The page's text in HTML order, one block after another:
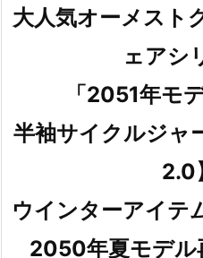
大人気オーメスト
ェアシ
「2051年モ
半袖サイクルジャ
2.0
ウインターアイテ
2050年夏モデル